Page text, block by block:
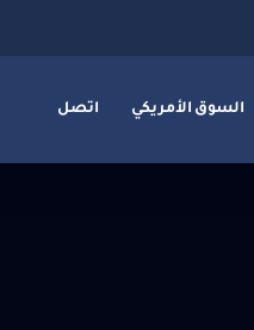
السوق الأمريكي اتصل